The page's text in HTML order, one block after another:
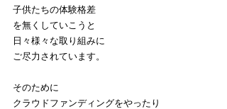
子供たちの体験格差
を無くしていこうと
日々様々な取り組みに
ご尽力されています。
そのために
クラウドファンディングをやったり